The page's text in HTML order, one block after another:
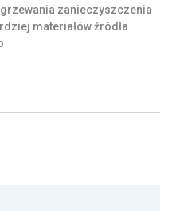
zanieczyszczenia
materiałówźródła